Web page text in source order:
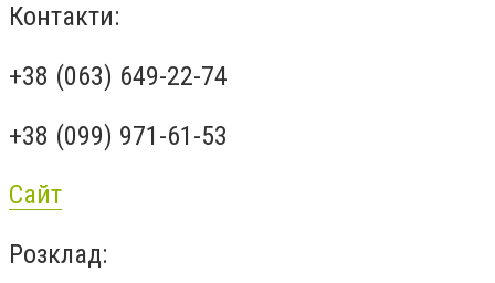
Контакти:
+38 (063) 649-22-74
+38 (099) 971-61-53
Сайт
Розклад: